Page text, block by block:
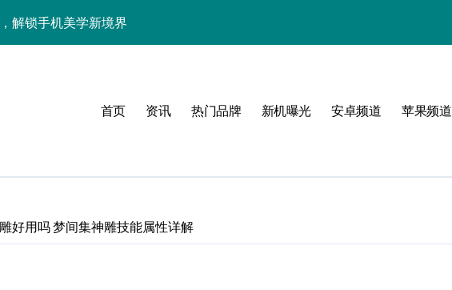
解锁手机美学新境界
，时尚旗舰新标杆！
个性美颜新玩法
：炫酷定制全攻略
秘籍：潮流定制，玩转无限可能
叠时尚，一瞬惊艳
首页 资讯 热门品牌 新机曝光 安卓频道 苹果频道
好用吗 梦间集神雕技能属性详解